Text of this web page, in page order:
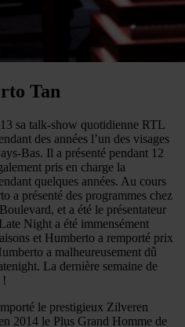
Tan
sa talk-show quotidienne RTL
des années l’un des visages
Bas. Il a présenté pendant 12
pris en charge la
quelques années. Au cours
a présenté des programmes chez
et a été le présentateur
Night a été immensément
et Humberto a remporté prix
a malheureusement dû
La dernière semaine de
!
le prestigieux Zilveren
2014 le Plus Grand Homme de